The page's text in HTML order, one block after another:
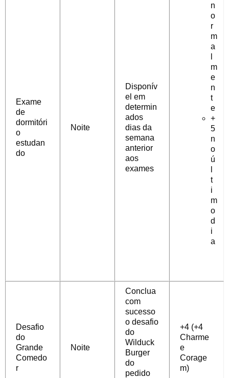
Exame
de
dormitóri
o
estudan
do
Noite
Disponív
el em
determin
ados
dias da
semana
anterior
aos
exames
n
o
r
m
a
m
e
n
t
e
+
5
n
o
ú
t
i
m
o
d
i
a
Desafio
do
Grande
Comedo
r
Noite
Conclua
com
sucesso
o desafio
do
Wilduck
Burger
do
pedido
+4 (+4
Charme
e
Corage
m)